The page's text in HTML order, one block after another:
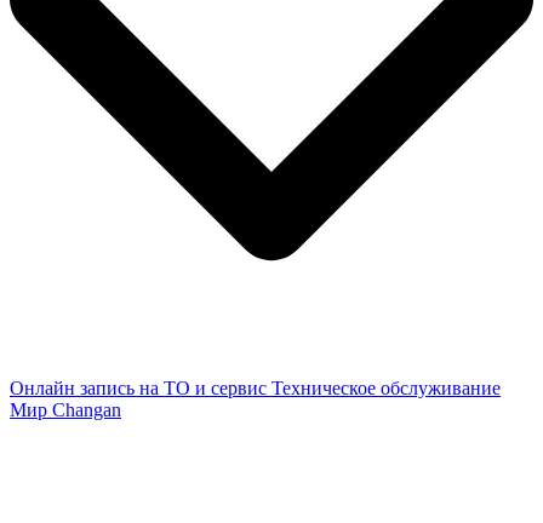
Онлайн запись на ТО и сервис Техническое обслуживание
Мир Changan